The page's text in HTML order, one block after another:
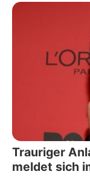
Trauriger
meldet sich